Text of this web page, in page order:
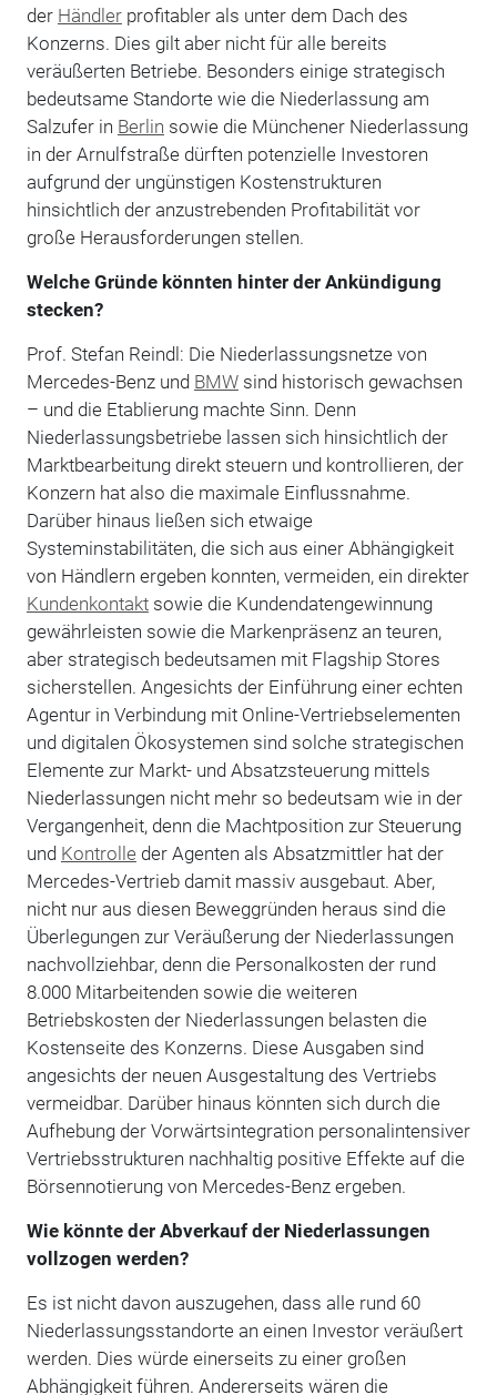
der Händlerprofitabler als unter dem Dach des
Konzerns. Dies gilt aber nicht für alle bereits
veräußerten Betriebe. Besonders einige strategisch
bedeutsame Standorte wie die Niederlassung am
Salzufer in Berlin sowie die Münchener Niederlassung
in der Arnulfstraße dürften potenzielle Investoren
aufgrund der ungünstigen Kostenstrukturen
hinsichtlich der anzustrebenden Profitabilität vor
große Herausforderungen stellen.
Welche Gründe könnten hinter der Ankündigung
stecken?
Prof. Stefan Reindl: Die Niederlassungsnetze von
Mercedes-Benz und BMWsind historisch gewachsen
– und die Etablierung machte Sinn. Denn
Niederlassungsbetriebe lassen sich hinsichtlich der
Marktbearbeitung direkt steuern und kontrollieren, der
Konzern hat also die maximale Einflussnahme.
Darüber hinaus ließen sich etwaige
Systeminstabilitäten, die sich aus einer Abhängigkeit
von Händlern ergeben konnten, vermeiden, ein direkter
Kundenkontaktsowie die Kundendatengewinnung
gewährleisten sowie die Markenpräsenz an teuren,
aber strategisch bedeutsamen mit Flagship Stores
sicherstellen. Angesichts der Einführung einer echten
Agentur in Verbindung mit Online-Vertriebselementen
und digitalen Ökosystemen sind solche strategischen
Elemente zur Markt- und Absatzsteuerung mittels
Niederlassungen nicht mehr so bedeutsam wie in der
Vergangenheit, denn die Machtposition zur Steuerung
und Kontrolle der Agenten als Absatzmittler hat der
Mercedes-Vertrieb damit massiv ausgebaut. Aber,
nicht nur aus diesen Beweggründen heraus sind die
Überlegungen zur Veräußerung der Niederlassungen
nachvollziehbar, denn die Personalkosten der rund
8.000 Mitarbeitenden sowie die weiteren
Betriebskosten der Niederlassungen belasten die
Kostenseite des Konzerns. Diese Ausgaben sind
angesichts der neuen Ausgestaltung des Vertriebs
vermeidbar. Darüber hinaus könnten sich durch die
Aufhebung der Vorwärtsintegration personalintensiver
Vertriebsstrukturen nachhaltig positive Effekte auf die
Börsennotierung von Mercedes-Benz ergeben.
Wie könnte der Abverkauf der Niederlassungen
vollzogen werden?
Es ist nicht davon auszugehen, dass alle rund 60
Niederlassungsstandorte an einen Investor veräußert
werden. Dies würde einerseits zu einer großen
Abhängigkeit führen. Andererseits wären die